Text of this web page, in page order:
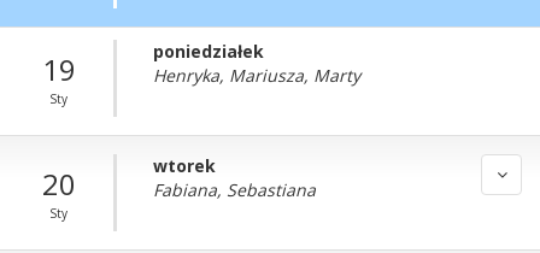
19
Sty
poniedziałek
Henryka, Mariusza, Marty
20
Sty
wtorek
Fabiana, Sebastiana